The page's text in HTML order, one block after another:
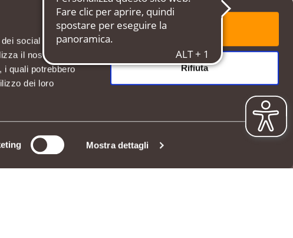
social media e
il nostro sito
i quali potrebbero
dei loro
Mostra dettagli
Rifiuta
SERVIZIO CLIENTI
Hai bisogno di aiuto?